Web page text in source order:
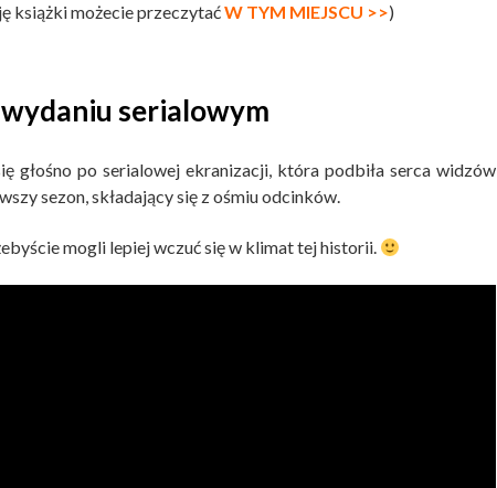
książki możecie przeczytaćW TYM MIEJSCU >>)
serialowym
głośno po serialowej ekranizacji, która podbiła serca widzów
sezon, składający się z ośmiu odcinków.
mogli lepiej wczuć się w klimat tej historii.